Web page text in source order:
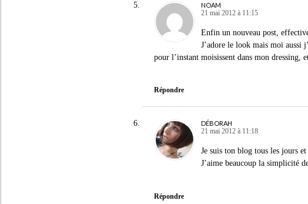
NOAM
21 mai 2012 à 11:15
Enfin un nouveau post,
J’adore le look mais moi aussi
pour l’instant moisissent dans mon
Répondre
DÉBORAH
21 mai 2012 à 11:18
Je suis ton blog tous les jours
J’aime beaucoup la simplicité
Répondre